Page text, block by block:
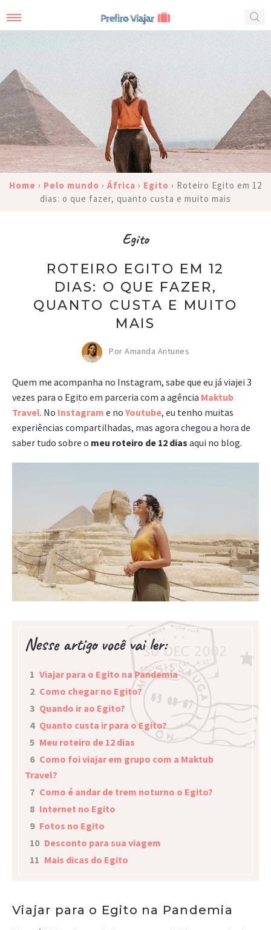
Home › Pelo mundo › África › Egito › Roteiro Egito em 12
dias: o que fazer, quanto custa e muito mais
Egito
ROTEIRO EGITO EM 12
DIAS: O QUE FAZER,
QUANTO CUSTA E MUITO
MAIS
Por Amanda Antunes
Quem me acompanha no Instagram, sabe que eu já viajei 3
vezes para o Egito em parceria com a agência Maktub
Travel. No Instagram e no Youtube, eu tenho muitas
experiências compartilhadas, mas agora chegou a hora de
saber tudo sobre o meu roteiro de 12 dias aqui no blog.
Nesse artigo você vai ler:
1 Viajar para o Egito na Pandemia
2 Como chegar no Egito?
3 Quando ir ao Egito?
4 Quanto custa ir para o Egito?
5 Meu roteiro de 12 dias
6 Como foi viajar em grupo com a Maktub
Travel?
7 Como é andar de trem noturno o Egito?
8 Internet no Egito
9 Fotos no Egito
10 Desconto para sua viagem
11 Mais dicas do Egito
Viajar para o Egito na Pandemia